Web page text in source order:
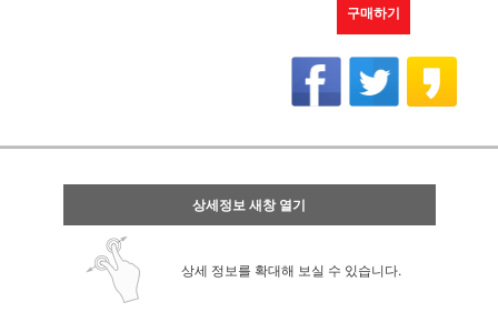
구매하기
상세정보 새창 열기
상세 정보를 확대해 보실 수 있습니다.